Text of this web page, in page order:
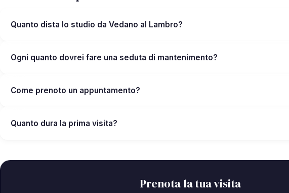
Quanto dista lo studio da Vedano al Lambro?
Ogni quanto dovrei fare una seduta di mantenimento?
Come prenoto un appuntamento?
Quanto dura la prima visita?
Prenota la tua visita